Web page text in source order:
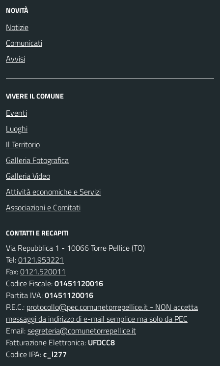
NOVITÀ
Notizie
Comunicati
Avvisi
VIVERE IL COMUNE
Eventi
Luoghi
Il Territorio
Galleria Fotografica
Galleria Video
Attività economiche e Servizi
Associazioni e Comitati
CONTATTI E RECAPITI
Via Repubblica 1 - 10066 Torre Pellice (TO)
Tel:0121.953221
Fax:0121.520011
Codice Fiscale:01451120016
Partita IVA:01451120016
P.E.C.: protocollo@pec.comunetorrepellice.it - NON accetta
messaggi da indirizzo di e-mail semplice ma solo da PEC
Email:segreteria@comunetorrepellice.it
Fatturazione Elettronica: UFDCC8
Codice IPA:c_l277